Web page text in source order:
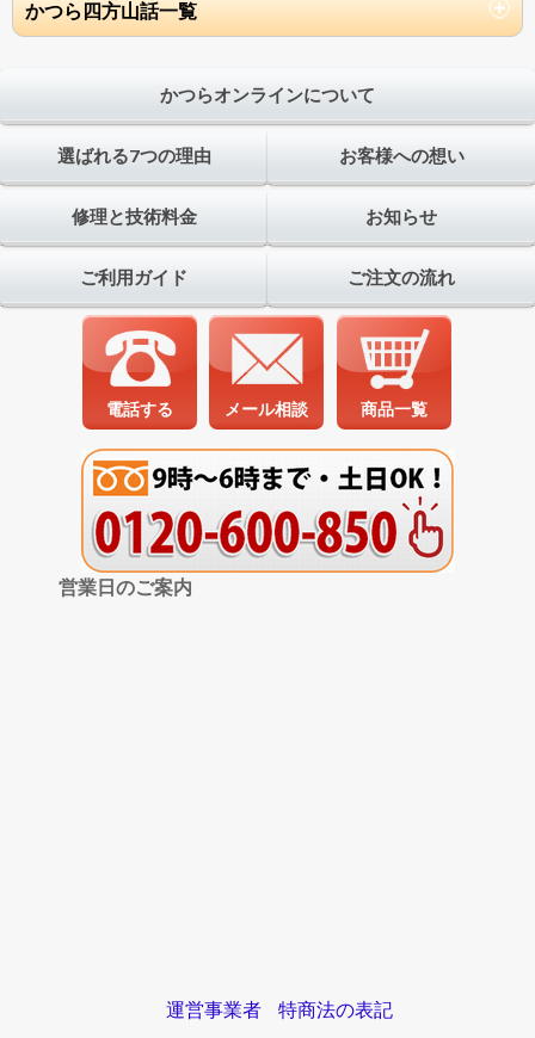
かつら四方山話一覧
かつらオンラインについて
選ばれる7つの理由 お客様への想い
修理と技術料金 お知らせ
ご利用ガイド ご注文の流れ
電話する メール相談 商品一覧
営業日のご案内
運営事業者
特商法の表記